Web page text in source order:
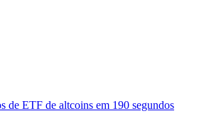
de ETF de altcoins em 190 segundos